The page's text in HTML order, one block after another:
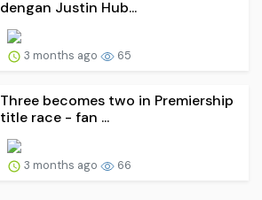
dengan Justin Hub...
3 months ago 65
Three becomes two in Premiership
title race - fan ...
3 months ago 66